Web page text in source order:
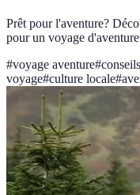
Prêt pour l'aventure?
pour un voyage
#voyage aventure#
voyage#culture locale#